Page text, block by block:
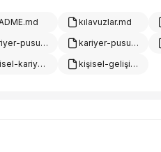
kılavuzlar.md
kariyer-pusulası-geliştirme-planı.md kariyer-pusulası-test-vakaları.md
kişisel-kariyer-planlama-panosu.md kişisel-gelişim-arşivi.md